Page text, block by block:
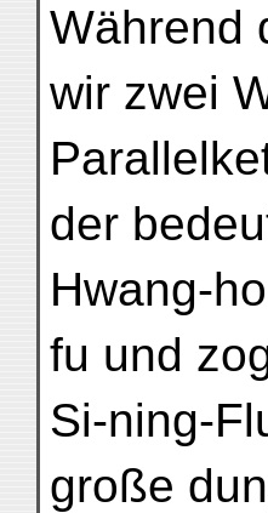
Während
wir zwei
der
Hwang-
fu und
Si-ning-
große